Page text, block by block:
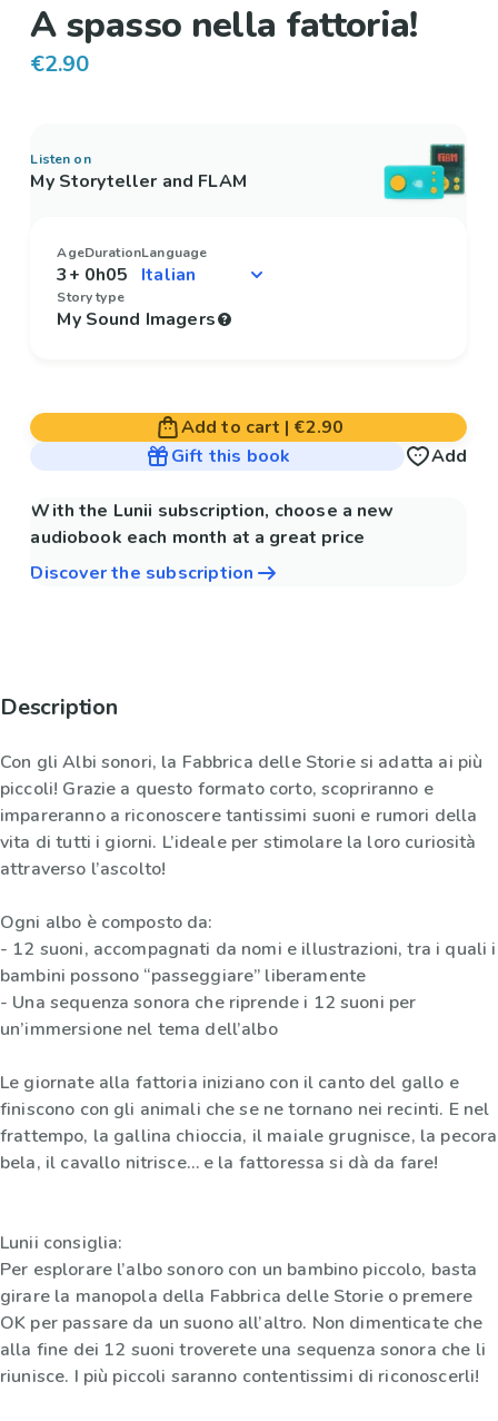
A spasso nella fattoria!
€2.90
Listen on
My Storyteller and FLAM
Age
3+
Duration
0h05
Language
Story type
My Sound Imagers
Add to cart | €2.90
Gift this book
Add
With the Lunii subscription, choose a new
audiobook each month at a great price
Discover the subscription
Description
Con gli Albi sonori, la Fabbrica delle Storie si adatta ai più
piccoli! Grazie a questo formato corto, scopriranno e
impareranno a riconoscere tantissimi suoni e rumori della
vita di tutti i giorni. L’ideale per stimolare la loro curiosità
attraverso l’ascolto!
Ogni albo è composto da:
- 12 suoni, accompagnati da nomi e illustrazioni, tra i quali i
bambini possono “passeggiare” liberamente
- Una sequenza sonora che riprende i 12 suoni per
un’immersione nel tema dell’albo
Le giornate alla fattoria iniziano con il canto del gallo e
finiscono con gli animali che se ne tornano nei recinti. E nel
frattempo, la gallina chioccia, il maiale grugnisce, la pecora
bela, il cavallo nitrisce… e la fattoressa si dà da fare!
Lunii consiglia:
Per esplorare l’albo sonoro con un bambino piccolo, basta
girare la manopola della Fabbrica delle Storie o premere
OK per passare da un suono all’altro. Non dimenticate che
alla fine dei 12 suoni troverete una sequenza sonora che li
riunisce. I più piccoli saranno contentissimi di riconoscerli!